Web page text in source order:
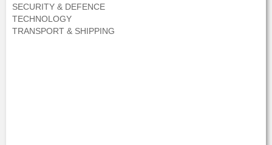
SECURITY & DEFENCE
TECHNOLOGY
TRANSPORT & SHIPPING